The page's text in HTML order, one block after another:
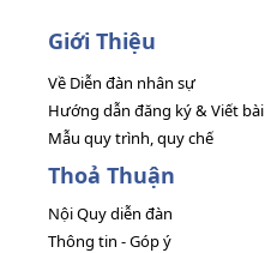
Giới Thiệu
Về Diễn đàn nhân sự
Hướng dẫn đăng ký & Viết bài
Mẫu quy trình, quy chế
Thoả Thuận
Nội Quy diễn đàn
Thông tin - Góp ý